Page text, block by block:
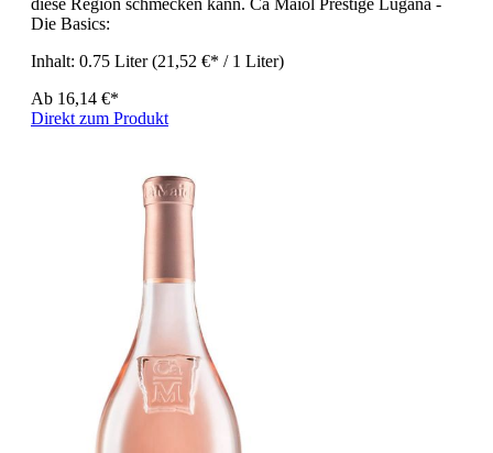
diese Region schmecken kann. Cà Maiol Prestige Lugana -
Die Basics:
Inhalt: 0.75 Liter(21,52 €* / 1 Liter)
Ab 16,14 €*
Direkt zum Produkt